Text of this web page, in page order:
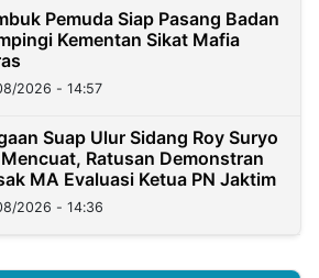
Pemuda Siap Pasang Badan
Kementan Sikat Mafia
2026 - 14:57
Suap Ulur Sidang Roy Suryo
Ratusan Demonstran
MA Evaluasi Ketua PN Jaktim
2026 - 14:36